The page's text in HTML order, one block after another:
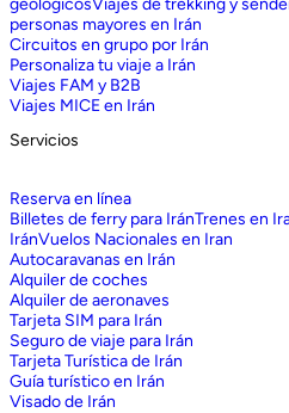
geologicosViajes de trekking y
personas mayores en Irán
Circuitos en grupo por Irán
Personaliza tu viaje a Irán
Viajes FAM y B2B
Viajes MICE en Irán
Servicios
Reserva en línea
Billetes de ferry para IránTrenes en
IránVuelos Nacionales en Iran
Autocaravanas en Irán
Alquiler de coches
Alquiler de aeronaves
Tarjeta SIM para Irán
Seguro de viaje para Irán
Tarjeta Turística de Irán
Guía turístico en Irán
Visado de Irán